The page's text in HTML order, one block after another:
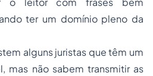
ter um domínio pleno da
alguns juristas que têm um
mas não sabem transmitir as